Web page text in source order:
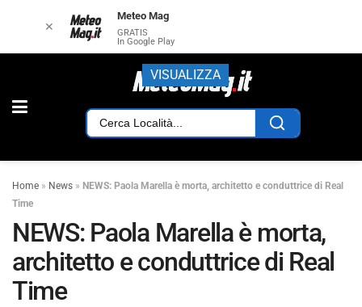
Home » News » NEWS: Paola Marella è morta, architetto e conduttrice di Real
Time
NEWS: Paola Marella è morta,
architetto e conduttrice di Real
Time
✕
Meteo Mag
GRATIS
In Google Play
VISUALIZZA